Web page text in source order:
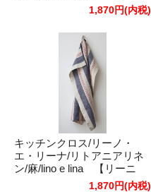
1,870円(内税)
キッチンクロス/リーノ・
エ・リーナ/リトアニアリネ
ン/麻/lino e lina 【リーニ
1,870円(内税)